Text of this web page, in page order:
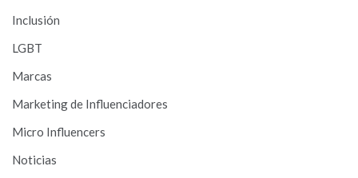
Inclusión
LGBT
Marcas
Marketing de Influenciadores
Micro Influencers
Noticias